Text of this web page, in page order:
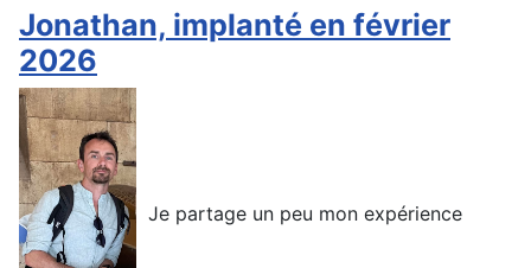
Jonathan, implanté en février
2026
Je partage un peu mon expérience